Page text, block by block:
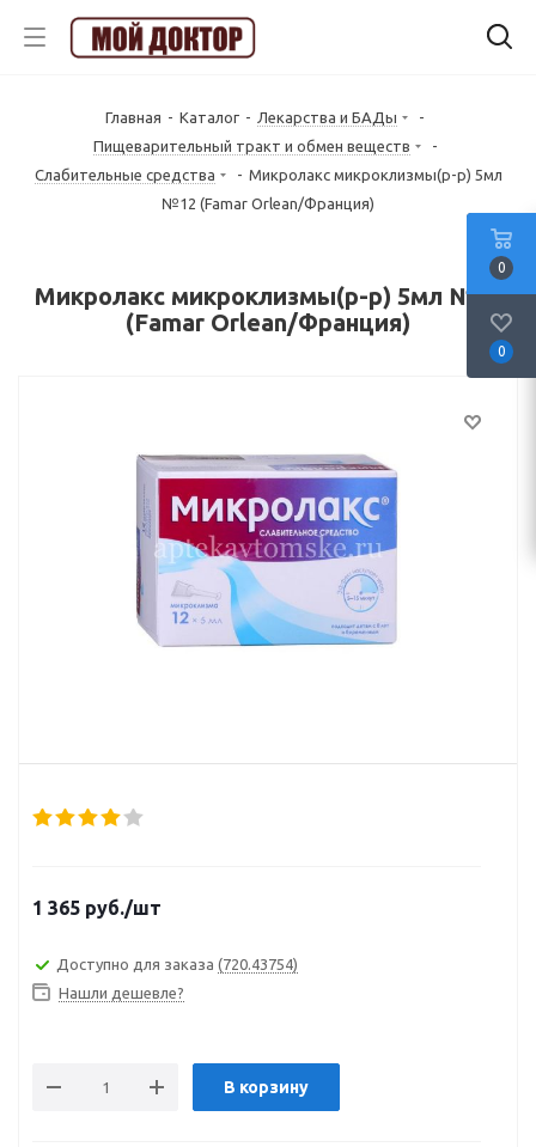
Главная - Каталог - Лекарства и БАДы
-
Пищеварительный тракт и обмен веществ
-
Слабительные средства
- Микролакс микроклизмы(р-р) 5мл
№12 (Famar Orlean/Франция)
Микролакс микроклизмы(р-р) 5мл №12
(Famar Orlean/Франция)
1 365 руб./шт
Доступно для заказа (720.43754)
Нашли дешевле?
В корзину
0
0